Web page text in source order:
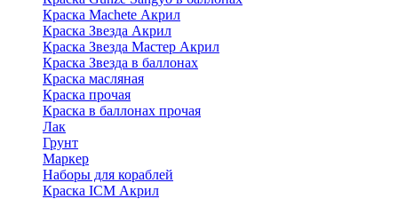
Краска Machete Акрил
Краска Звезда Акрил
Краска Звезда Мастер Акрил
Краска Звезда в баллонах
Краска масляная
Краска прочая
Краска в баллонах прочая
Лак
Грунт
Маркер
Наборы для кораблей
Краска ICM Акрил